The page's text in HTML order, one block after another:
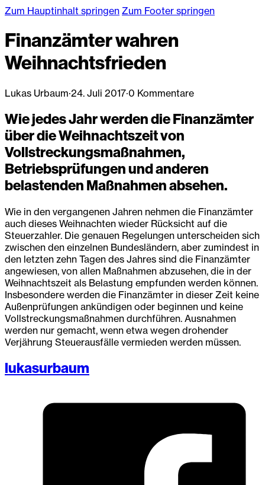
Zum Hauptinhalt springen Zum Footer springen
Finanzämter wahren
Weihnachtsfrieden
Lukas Urbaum·24. Juli 2017·0 Kommentare
Wie jedes Jahr werden die Finanzämter
über die Weihnachtszeit von
Vollstreckungsmaßnahmen,
Betriebsprüfungen und anderen
belastenden Maßnahmen absehen.
Wie in den vergangenen Jahren nehmen die Finanzämter
auch dieses Weihnachten wieder Rücksicht auf die
Steuerzahler. Die genauen Regelungen unterscheiden sich
zwischen den einzelnen Bundesländern, aber zumindest in
den letzten zehn Tagen des Jahres sind die Finanzämter
angewiesen, von allen Maßnahmen abzusehen, die in der
Weihnachtszeit als Belastung empfunden werden können.
Insbesondere werden die Finanzämter in dieser Zeit keine
Außenprüfungen ankündigen oder beginnen und keine
Vollstreckungsmaßnahmen durchführen. Ausnahmen
werden nur gemacht, wenn etwa wegen drohender
Verjährung Steuerausfälle vermieden werden müssen.
lukasurbaum